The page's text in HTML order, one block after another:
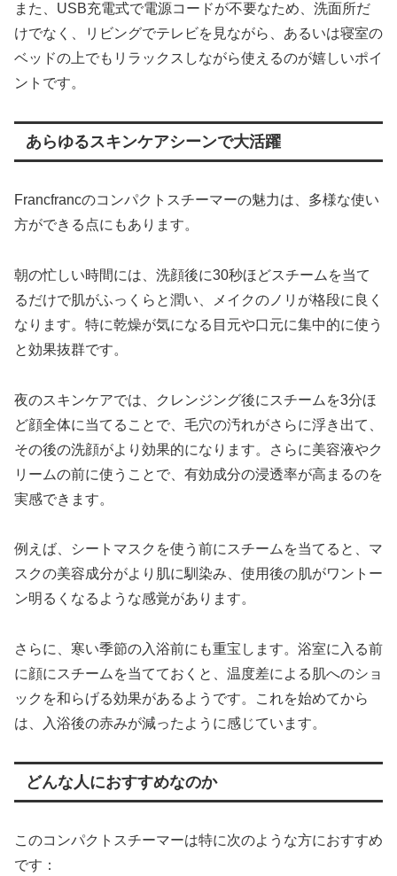
また、USB充電式で電源コードが不要なため、洗面所だ
けでなく、リビングでテレビを見ながら、あるいは寝室の
ベッドの上でもリラックスしながら使えるのが嬉しいポイ
ントです。
あらゆるスキンケアシーンで大活躍
Francfrancのコンパクトスチーマーの魅力は、多様な使い
方ができる点にもあります。
朝の忙しい時間には、洗顔後に30秒ほどスチームを当て
るだけで肌がふっくらと潤い、メイクのノリが格段に良く
なります。特に乾燥が気になる目元や口元に集中的に使う
と効果抜群です。
夜のスキンケアでは、クレンジング後にスチームを3分ほ
ど顔全体に当てることで、毛穴の汚れがさらに浮き出て、
その後の洗顔がより効果的になります。さらに美容液やク
リームの前に使うことで、有効成分の浸透率が高まるのを
実感できます。
例えば、シートマスクを使う前にスチームを当てると、マ
スクの美容成分がより肌に馴染み、使用後の肌がワントー
ン明るくなるような感覚があります。
さらに、寒い季節の入浴前にも重宝します。浴室に入る前
に顔にスチームを当てておくと、温度差による肌へのショ
ックを和らげる効果があるようです。これを始めてから
は、入浴後の赤みが減ったように感じています。
どんな人におすすめなのか
このコンパクトスチーマーは特に次のような方におすすめ
です：